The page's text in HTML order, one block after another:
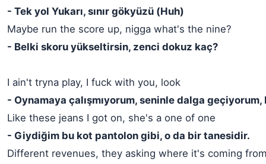
- Tek yol Yukarı, sınır gökyüzü (Huh)
Maybe run the score up, nigga what's the nine?
- Belki skoru yükseltirsin, zenci dokuz kaç?
I ain't tryna play, I fuck with you, look
- Oynamaya çalışmıyorum, seninle dalga geçiyorum,
Like these jeans I got on, she's a one of one
- Giydiğim bu kot pantolon gibi, o da bir tanesidir.
Different revenues, they asking where it's coming